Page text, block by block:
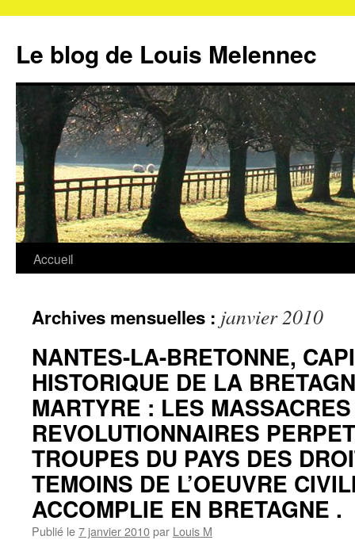
contenu
Le blog de Louis Melennec
Accueil
Archives mensuelles : janvier 2010
NANTES-LA-BRETONNE,
HISTORIQUE DE LA
MARTYRE : LES MASSACRES
REVOLUTIONNAIRES
TROUPES DU PAYS DES
TEMOINS DE L’OEUVRE
ACCOMPLIE EN BRETAGNE .
Publié le7 janvier 2010par Louis M